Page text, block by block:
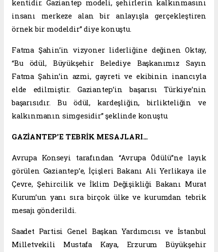
kentidir. Gaziantep modeli, şehirlerin kalkınmasını
insanı merkeze alan bir anlayışla gerçekleştiren
örnek bir modeldir” diye konuştu.
Fatma Şahin’in vizyoner liderliğine değinen Oktay,
“Bu ödül, Büyükşehir Belediye Başkanımız Sayın
Fatma Şahin’in azmi, gayreti ve ekibinin inancıyla
elde edilmiştir. Gaziantep’in başarısı Türkiye’nin
başarısıdır. Bu ödül, kardeşliğin, birlikteliğin ve
kalkınmanın simgesidir” şeklinde konuştu.
GAZİANTEP’E TEBRİK MESAJLARI…
Avrupa Konseyi tarafından “Avrupa Ödülü”ne layık
görülen Gaziantep’e, İçişleri Bakanı Ali Yerlikaya ile
Çevre, Şehircilik ve İklim Değişikliği Bakanı Murat
Kurum’un yanı sıra birçok ülke ve kurumdan tebrik
mesajı gönderildi.
Saadet Partisi Genel Başkan Yardımcısı ve İstanbul
Milletvekili Mustafa Kaya, Erzurum Büyükşehir